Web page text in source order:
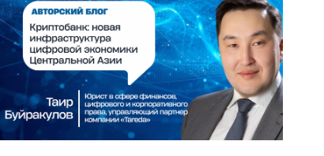
и постепенной интеграции в
финансовую систему. Сегодня
во Вьетнаме работает почти 50 банков,
государственные коммерческие